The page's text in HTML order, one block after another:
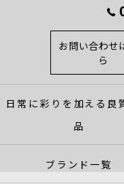
お問い合わせ
ら
日常に彩りを加える良
品
ブランド一覧